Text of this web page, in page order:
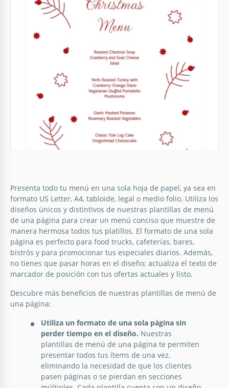
Google Docs
Carta de restaurante francés
minimalista
nuestra plantilla de menú de restaurante francés
minimalista.
Google Docs
Menú de Navidad del Restaurante
¡Sumérgete en el espíritu festivo con nuestro
modelo de menú de restaurante navideño con
patrón rojo! Este diseño encantador captura
perfectamente el calor y la alegría de la temporada
navideña.
Google Slides
Presenta todo tu menú en una sola hoja de papel, ya sea en
formato US Letter, A4, tabloide, legal o medio folio. Utiliza los
diseños únicos y distintivos de nuestras plantillas de menú
de una página para crear un menú conciso que muestre de
manera hermosa todos tus platillos. El formato de una sola
página es perfecto para food trucks, cafeterías, bares,
bistrós y para promocionar tus especiales diarios. Además,
no tienes que pasar horas en el diseño; actualiza el texto de
marcador de posición con tus ofertas actuales y listo.
Descubre más beneficios de nuestras plantillas de menú de
una página:
Utiliza un formato de una sola página sin
perder tiempo en el diseño. Nuestras
plantillas de menú de una página te permiten
presentar todos tus ítems de una vez,
eliminando la necesidad de que los clientes
pasen páginas o se pierdan en secciones